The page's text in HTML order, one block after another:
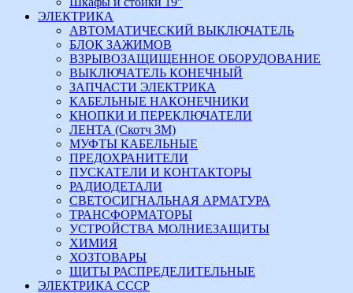
ЭЛЕКТРИКА
АВТОМАТИЧЕСКИЙ ВЫКЛЮЧАТЕЛЬ
БЛОК ЗАЖИМОВ
ВЗРЫВОЗАЩИЩЕННОЕ ОБОРУДОВАНИЕ
ВЫКЛЮЧАТЕЛЬ КОНЕЧНЫЙ
ЗАПЧАСТИ ЭЛЕКТРИКА
КАБЕЛЬНЫЕ НАКОНЕЧНИКИ
КНОПКИ И ПЕРЕКЛЮЧАТЕЛИ
ЛЕНТА (Скотч 3М)
МУФТЫ КАБЕЛЬНЫЕ
ПРЕДОХРАНИТЕЛИ
ПУСКАТЕЛИ И КОНТАКТОРЫ
РАДИОДЕТАЛИ
СВЕТОСИГНАЛЬНАЯ АРМАТУРА
ТРАНСФОРМАТОРЫ
УСТРОЙСТВА МОЛНИЕЗАЩИТЫ
ХИМИЯ
ХОЗТОВАРЫ
ЩИТЫ РАСПРЕДЕЛИТЕЛЬНЫЕ
ЭЛЕКТРИКА СССР